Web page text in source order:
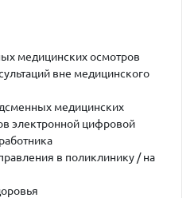
медицинских осмотров
вне медицинского
медицинских
электронной цифровой
в поликлинику / на